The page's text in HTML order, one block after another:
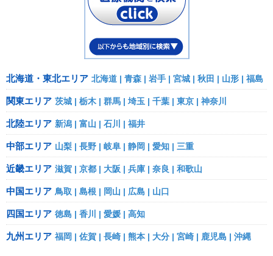
北海道・東北エリア 北海道 青森 岩手 宮城 秋田 山形 福島
関東エリア 茨城 栃木 群馬 埼玉 千葉 東京 神奈川
北陸エリア 新潟 富山 石川 福井
中部エリア 山梨 長野 岐阜 静岡 愛知 三重
近畿エリア 滋賀 京都 大阪 兵庫 奈良 和歌山
中国エリア 鳥取 島根 岡山 広島 山口
四国エリア 徳島 香川 愛媛 高知
九州エリア 福岡 佐賀 長崎 熊本 大分 宮崎 鹿児島 沖縄